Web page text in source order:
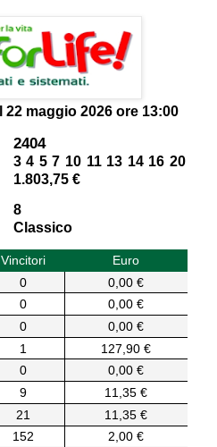
22 maggio 2026 ore 13:00
2404
3 4 5 7 10 11 13 14 16 20
1.803,75 €
8
Classico
Vincitori
Euro
0
0,00 €
0
0,00 €
0
0,00 €
1
127,90 €
0
0,00 €
9
11,35 €
21
11,35 €
152
2,00 €